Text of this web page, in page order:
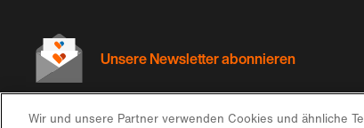
Unsere Newsletter abonnieren
Wir und unsere Partner verwenden Cookies und ähnliche